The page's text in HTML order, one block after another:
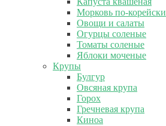
Морковь по-корейски
Овощи и салаты
Огурцы соленые
Томаты соленые
Яблоки моченые
Крупы
Булгур
Овсяная крупа
Горох
Гречневая крупа
Киноа